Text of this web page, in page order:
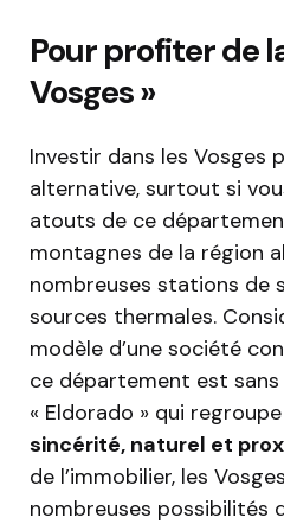
Pour profiter de
Vosges »
Investir dans les Vosges
alternative, surtout si
atouts de ce
montagnes de la région
nombreuses stations de
sources thermales.
modèle d’une société
ce département est
« Eldorado » qui
sincérité, naturel et
de l’immobilier, les
nombreuses possibilités